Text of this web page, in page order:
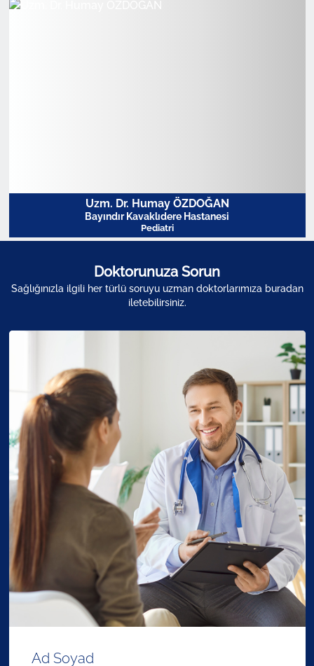
Uzm. Dr. Humay ÖZDOĞAN
Bayındır Kavaklıdere Hastanesi
Pediatri
Profili Görüntüle
Doktorunuza Sorun
Sağlığınızla ilgili her türlü soruyu uzman doktorlarımıza buradan
iletebilirsiniz.